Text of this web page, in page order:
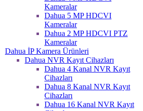
Kameralar
Dahua 5 MP HDCVI
Kameralar
Dahua 2 MP HDCVI PTZ
Kameralar
Dahua İP Kamera Ürünleri
Dahua NVR Kayıt Cihazları
Dahua 4 Kanal NVR Kayıt
Cihazları
Dahua 8 Kanal NVR Kayıt
Cihazları
Dahua 16 Kanal NVR Kayıt